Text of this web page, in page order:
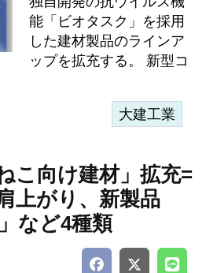
能「ビオタスク」を採用
した建材製品のラインア
ップを拡充する。 新型コ
大建工業
こ向け建材」拡充=
上がり、新製品
など4種類